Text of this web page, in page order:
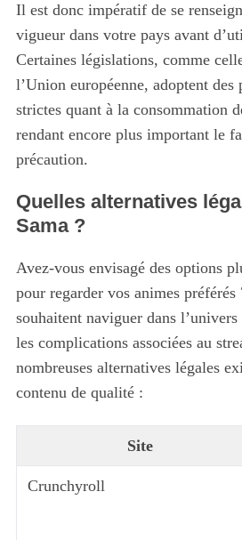
Il est donc impératif de se
vigueur dans votre pays avant
Certaines législations, comme
l’Union européenne, adoptent des
strictes quant à la consommation
rendant encore plus important le
précaution.
Quelles alternatives
Sama ?
Avez-vous envisagé des options
pour regarder vos animes
souhaitent naviguer dans
les complications associées au
nombreuses alternatives légales
contenu de qualité :
Site
Crunchyroll
a
r
c
o
r
: